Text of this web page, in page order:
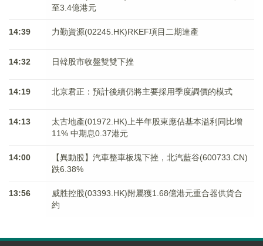
至3.4億港元
14:39 力勤資源(02245.HK)RKEF項目二期達產
14:32 日韓股市收盤雙雙下挫
14:19 北京君正：預計後續仍將主要採用季度調價的模式
14:13
太古地產(01972.HK)上半年股東應佔基本溢利同比增
11% 中期息0.37港元
14:00
【異動股】汽車整車板塊下挫，北汽藍谷(600733.CN)
跌6.38%
13:56
威胜控股(03393.HK)附屬獲1.68億港元重合器供貨合
約